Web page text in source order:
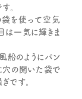
。
袋を使って空気
は一気に輝きま
船のようにパン
穴の開いた袋で
です。